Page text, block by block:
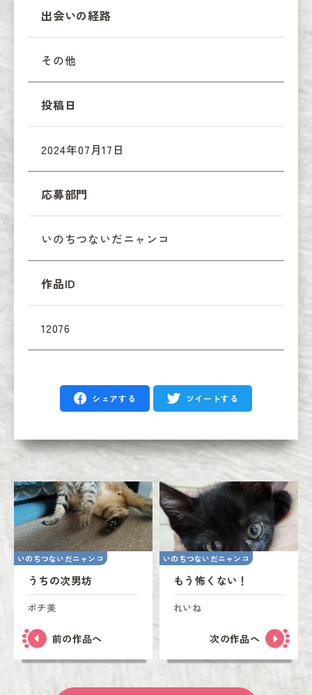
出会いの経路
その他
投稿日
2024年07月17日
応募部門
いのちつないだニャンコ
作品ID
12076
シェアする ツイートする
いのちつないだニャンコ
うちの次男坊
ポチ美
前の作品へ
いのちつないだニャンコ
もう怖くない！
れいね
次の作品へ